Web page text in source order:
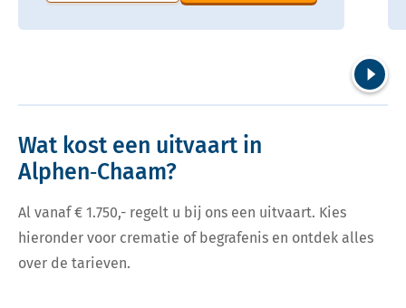
Wat kost een uitvaart in
Alphen‑Chaam?
Al vanaf € 1.750,- regelt u bij ons een uitvaart. Kies
hieronder voor crematie of begrafenis en ontdek alles
over de tarieven.